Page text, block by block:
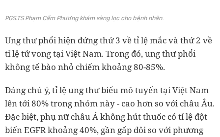
PGS.TS Phạm Cẩm Phương khám sàng lọc cho bệnh nhân.
Ung thư phổi hiện đứng thứ 3 về tỉ lệ mắc và thứ 2 về
tỉ lệ tử vong tại Việt Nam. Trong đó, ung thư phổi
không tế bào nhỏ chiếm khoảng 80-85%.
Đáng chú ý, tỉ lệ ung thư biểu mô tuyến tại Việt Nam
lên tới 80% trong nhóm này - cao hơn so với châu Âu.
Đặc biệt, phụ nữ châu Á không hút thuốc có tỉ lệ đột
biến EGFR khoảng 40%, gần gấp đôi so với phương